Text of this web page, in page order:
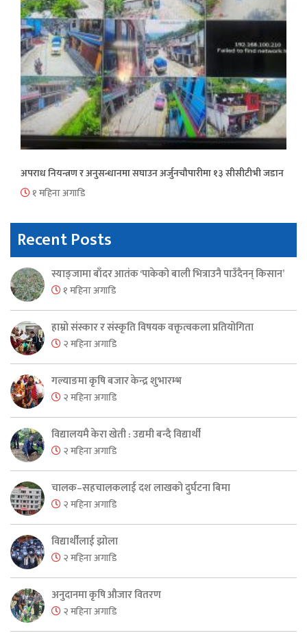
अपराध नियन्त्रण र अनुसन्धानमा सघाउन अर्जुनचौपारीमा १३ सीसीटीभी जडान
१ महिना अगाडि
Recent Posts
स्याङ्जामा बाँदर आतंक ‘पाकेको बाली भित्राउनै पाउँदैनन् किसान’
१ महिना अगाडि
हाम्रो संस्कार र संस्कृति विषयक वक्तृत्वकला प्रतियोगिता
२ महिना अगाडि
गल्याङमा कृषि बजार केन्द्र शुभारम्भ
२ महिना अगाडि
विद्यालयमै केरा खेती : उद्यमी बन्दै विद्यार्थी
२ महिना अगाडि
चालक–सहचालकलाई दश लाखको दुर्घटना बिमा
२ महिना अगाडि
विद्यार्थीलाई झोला
२ महिना अगाडि
अनुदानमा कृषि औजार वितरण
२ महिना अगाडि